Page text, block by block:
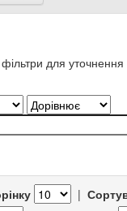
для уточнення
|